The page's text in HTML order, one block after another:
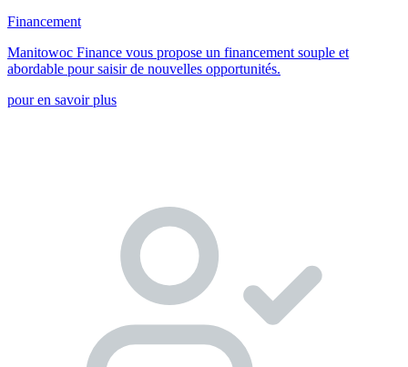
Financement
Manitowoc Finance vous propose un financement souple et
abordable pour saisir de nouvelles opportunités.
pour en savoir plus